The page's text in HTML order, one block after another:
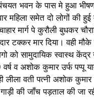
पंचयत भवन के पास मे हुआ
महिला समेत दो लोगों की हुई
मार्ग पे कुरौली बुधकर
मार दिया। वही मौके
को सामुदायिक स्वास्थ केंद्र
व अशोक कुमार उर्फ पप्पू
वती पत्नी अशोक कुमार
की जाँच पड़ताल की जा